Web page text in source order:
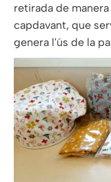
retirada de
capdavant, que
genera l'ús de la